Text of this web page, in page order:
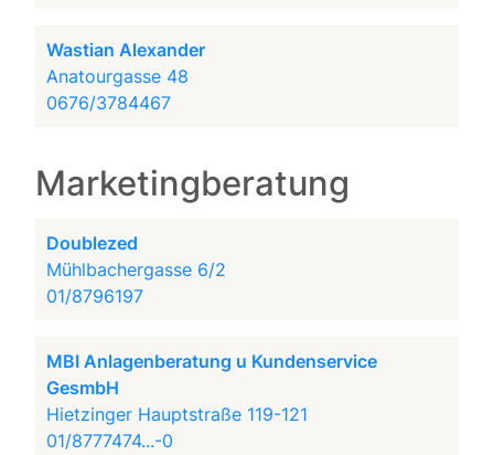
Wastian Alexander
Anatourgasse 48
0676/3784467
Marketingberatung
Doublezed
Mühlbachergasse 6/2
01/8796197
MBI Anlagenberatung u Kundenservice
GesmbH
Hietzinger Hauptstraße 119-121
01/8777474...-0